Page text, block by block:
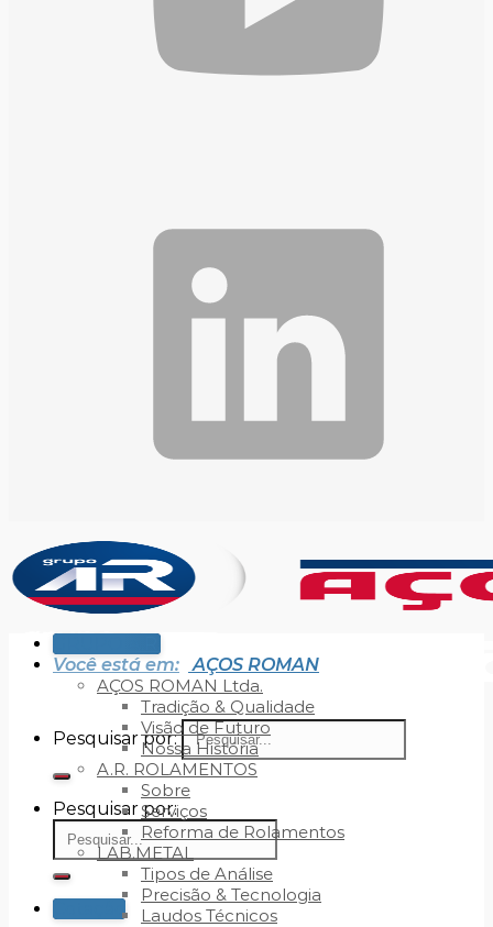
Pesquisar por:
Pesquisar por:
Cotação
Você está em:
AÇOS ROMAN
AÇOS ROMAN Ltda.
Tradição & Qualidade
Visão de Futuro
Nossa História
A.R. ROLAMENTOS
Sobre
Serviços
Reforma de Rolamentos
LAB.METAL
Tipos de Análise
Precisão & Tecnologia
Laudos Técnicos